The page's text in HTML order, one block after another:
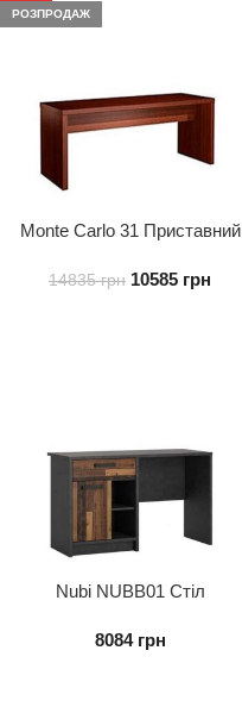
РОЗПРОДАЖ
Monte Carlo 31 Приставний
14835грн 10585 грн
Nubi NUBB01 Стіл
8084 грн